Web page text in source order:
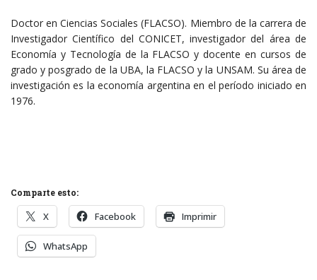
Doctor en Ciencias Sociales (FLACSO). Miembro de la carrera de
Investigador Científico del CONICET, investigador del área de
Economía y Tecnología de la FLACSO y docente en cursos de
grado y posgrado de la UBA, la FLACSO y la UNSAM. Su área de
investigación es la economía argentina en el período iniciado en
1976.
Comparte esto:
X Facebook Imprimir
WhatsApp